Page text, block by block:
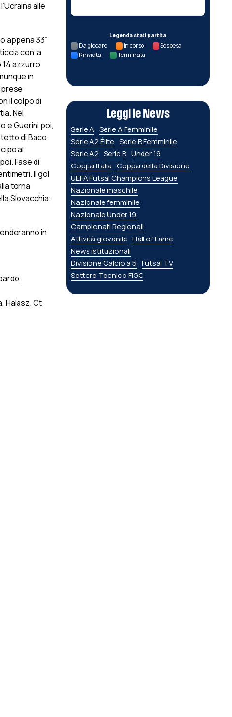
alle
appena 33”
con la
azzurro
in
il colpo di
Nel
e Guerini poi,
di Baco
al
Fase di
Il gol
torna
Slovacchia:
in
Halasz. Ct
Legenda stati partita
Da giocare In corso
Sospesa
Rinviata
Terminata
Leggi le News
Serie A Serie A Femminile
Serie A2 Élite Serie B Femminile
Serie A2 Serie B Under 19
Coppa Italia Coppa della Divisione
UEFA Futsal Champions League
Nazionale maschile
Nazionale femminile
Nazionale Under 19
Campionati Regionali
Attività giovanile Hall of Fame
News istituzionali
Divisione Calcio a 5 Futsal TV
Settore Tecnico FIGC